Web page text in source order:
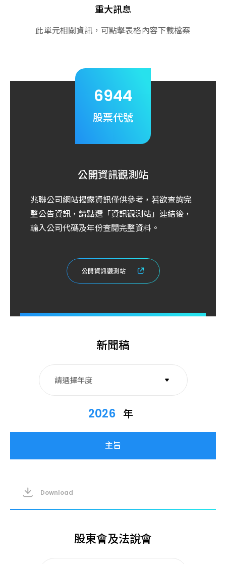
股東會及法說會
重大訊息
此單元相關資訊，可點擊表格內容下載檔案
6944
股票代號
公開資訊觀測站
兆聯公司網站揭露資訊僅供參考，若欲查詢完
整公告資訊，請點選「資訊觀測站」連結後，
輸入公司代碼及年份查閱完整資料。
公開資訊觀測站
新聞稿
2026 年
請選擇年度
2025
2023
Download
股東會及法說會